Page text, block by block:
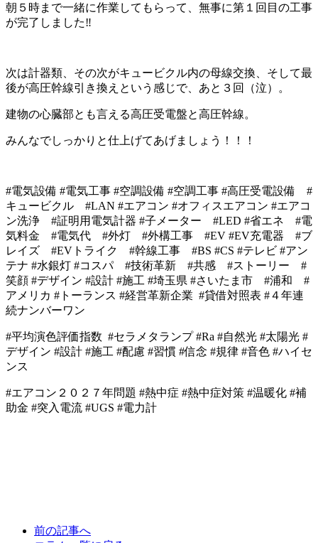
朝５時まで一緒に作業してもらって、無事に第１回目の工事
が完了しました‼️
次は計器類、その次がキュービクル内の母線交換、そして最
後が高圧幹線引き換えという感じで、あと３回（泣）。
建物の心臓部とも言える高圧受電盤と高圧幹線。
みんなでしっかりと仕上げてあげましょう！！！
#電気設備 #電気工事 #空調設備 #空調工事 #高圧受電設備 #
キュービクル #LAN #エアコン #オフィスエアコン #エアコ
ン洗浄 #証明用電気計器 #子メーター #LED #省エネ #電
気料金 #電気代 #外灯 #外構工事 #EV #EV充電器 #ブ
レイズ #EV トライク #幹線工事 #BS #CS #テレビ #アン
テナ #水銀灯 #コスパ #技術革新 #共感 #ストーリー #
笑顔 #デザイン #設計 #施工 #埼玉県 #さいたま市 #浦和 #
アメリカ #トーランス #経営革新企業 #貸借対照表 #４年連
続ナンバーワン
#平均演色評価指数 #セラメタランプ #Ra #自然光 #太陽光 #
デザイン #設計 #施工 #配慮 #習慣 #信念 #規律 #音色 #ハイセ
ンス
#エアコン２０２７年問題 #熱中症 #熱中症対策 #温暖化 #補
助金 #突入電流 #UGS #電力計
前の記事へ